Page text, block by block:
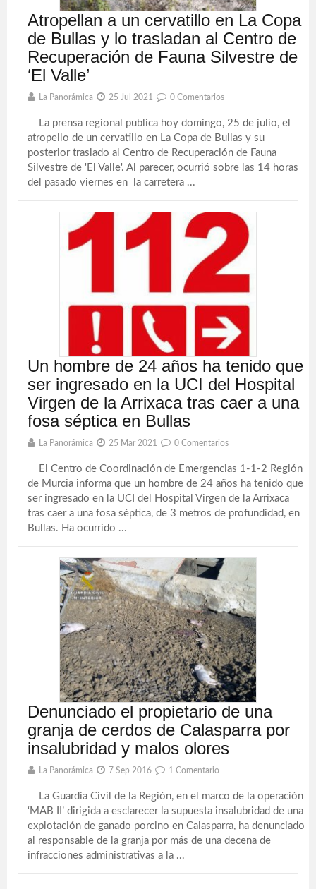
Atropellan a un cervatillo en La Copa
de Bullas y lo trasladan al Centro de
Recuperación de Fauna Silvestre de
‘El Valle’
La Panorámica 25 Jul 2021 0 Comentarios
La prensa regional publica hoy domingo, 25 de julio, el
atropello de un cervatillo en La Copa de Bullas y su
posterior traslado al Centro de Recuperación de Fauna
Silvestre de 'El Valle'. Al parecer, ocurrió sobre las 14 horas
del pasado viernes en la carretera ...
Un hombre de 24 años ha tenido que
ser ingresado en la UCI del Hospital
Virgen de la Arrixaca tras caer a una
fosa séptica en Bullas
La Panorámica 25 Mar 2021 0 Comentarios
El Centro de Coordinación de Emergencias 1-1-2 Región
de Murcia informa que un hombre de 24 años ha tenido que
ser ingresado en la UCI del Hospital Virgen de la Arrixaca
tras caer a una fosa séptica, de 3 metros de profundidad, en
Bullas. Ha ocurrido ...
Denunciado el propietario de una
granja de cerdos de Calasparra por
insalubridad y malos olores
La Panorámica 7 Sep 2016 1 Comentario
La Guardia Civil de la Región, en el marco de la operación
‘MAB II’ dirigida a esclarecer la supuesta insalubridad de una
explotación de ganado porcino en Calasparra, ha denunciado
al responsable de la granja por más de una decena de
infracciones administrativas a la ...